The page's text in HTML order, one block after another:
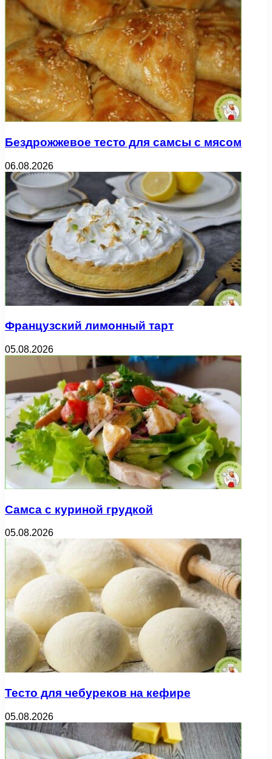
Бездрожжевое тесто для самсы с мясом
06.08.2026
Французский лимонный тарт
05.08.2026
Самса с куриной грудкой
05.08.2026
Тесто для чебуреков на кефире
05.08.2026